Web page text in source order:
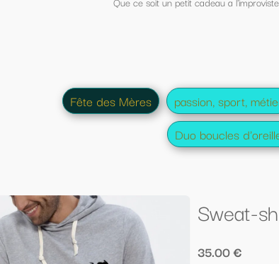
passion, sport, métier Bracelets lithothérapie
Duo boucles d'oreilles et bracelets lithothérapie
Sweat-shirt "La motartitude"
35.00 €